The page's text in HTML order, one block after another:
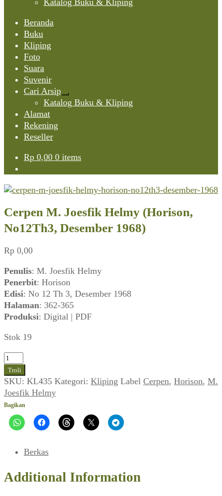
Katalog Buku & Kliping
Beranda
Buku
Kliping
Foto
Suara
Suvenir
Cari Arsip
Expand
child
Katalog Buku & Kliping
Alamat
Rekening
Reseller
Rp 0,00 0 items
Cerpen M. Joesfik Helmy (Horison,
No12Th3, Desember 1968)
Rp 0,00
Penulis: M. Joesfik Helmy
Penerbit: Horison
Edisi: No 12 Th 3, Desember 1968
Halaman: 362-365
Produksi: Digital | PDF
Stok 19
Kuantitas
Cerpen
M.
Joesfik
Helmy
(Horison,
No12Th3,
1968)
Troli
SKU: KL435 Kategori: Kliping Label Cerpen, Horison, M.
Joesfik Helmy
Bagikan
Berkas
Additional Information